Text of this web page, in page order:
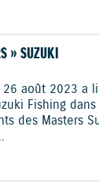
» SUZUKI
26 août 2023 a
Fishing
des Masters